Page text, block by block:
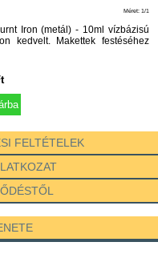
Méret: 1/1
Iron (metál) - 10ml vízbázisú
kedvelt. Makettek festéséhez
FELTÉTELEK